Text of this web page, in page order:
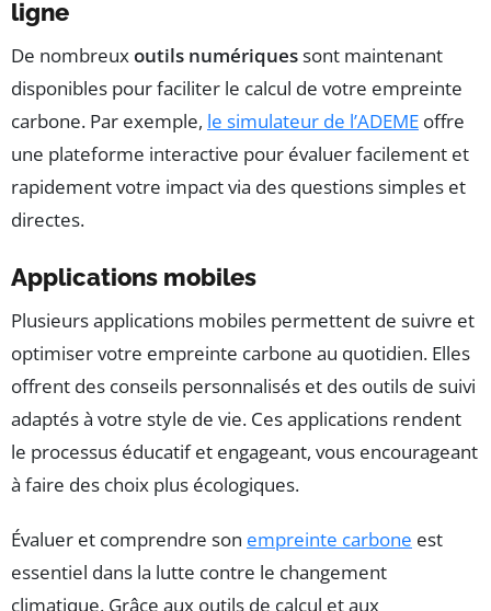
ligne
De nombreuxoutils numériquessont maintenant
disponibles pour faciliter le calcul de votre empreinte
carbone. Par exemple, le simulateur de l’ADEME offre
une plateforme interactive pour évaluer facilement et
rapidement votre impact via des questions simples et
directes.
Applications mobiles
Plusieurs applications mobiles permettent de suivre et
optimiser votre empreinte carbone au quotidien. Elles
offrent des conseils personnalisés et des outils de suivi
adaptés à votre style de vie. Ces applications rendent
le processus éducatif et engageant, vous encourageant
à faire des choix plus écologiques.
Évaluer et comprendre son empreinte carbone est
essentiel dans la lutte contre le changement
climatique. Grâce aux outils de calcul et aux